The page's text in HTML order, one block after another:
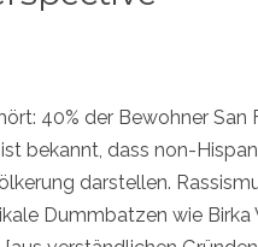
40% der Bewohner
bekannt, dass non-
darstellen.
Dummbatzen wie Birka